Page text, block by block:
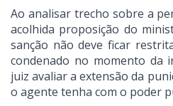
Ao analisar trecho sobre a
acolhida proposição do
sanção não deve ficar
condenado no momento da
juiz avaliar a extensão da
o agente tenha com o poder